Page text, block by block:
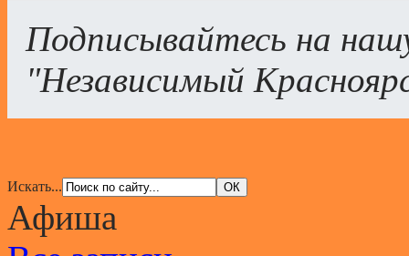
Подписывайтесь на
"Независимый
Искать...
Афиша